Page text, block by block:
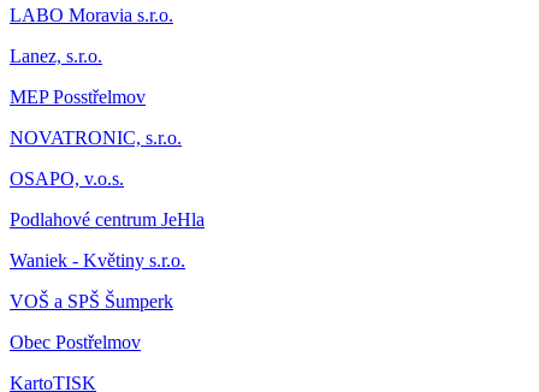
LABO Moravia s.r.o.
Lanez, s.r.o.
MEP Posstřelmov
NOVATRONIC, s.r.o.
OSAPO, v.o.s.
Podlahové centrum JeHla
Waniek - Květiny s.r.o.
VOŠ a SPŠ Šumperk
Obec Postřelmov
KartoTISK